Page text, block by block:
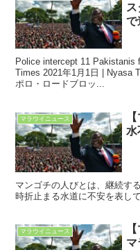
で
Police intercept 11 Pakistanis
Times 2021年1月1日 | Nyasa
ポロ・ロードブロッ...
マラウイニュース
水
マンゴチの人びとは、継続す
時折止まる水道に不安を表して
マラウイニュース
マ